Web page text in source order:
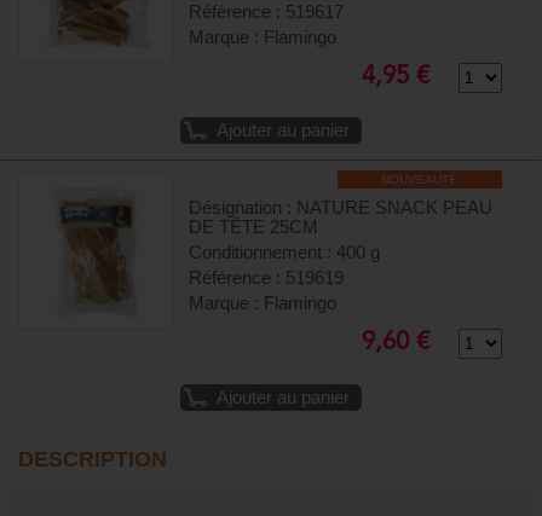
Référence : 519617
Marque : Flamingo
4,95 €
Ajouter au panier
NOUVEAUTÉ
Désignation : NATURE SNACK PEAU
DE TÊTE 25CM
Conditionnement : 400 g
Référence : 519619
Marque : Flamingo
9,60 €
Ajouter au panier
DESCRIPTION